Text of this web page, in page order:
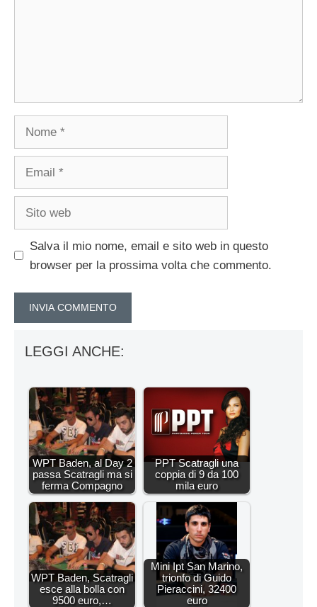
Salva il mio nome, email e sito web in questo
browser per la prossima volta che commento.
LEGGI ANCHE:
WPT Baden, al Day 2
passa Scatragli ma si
ferma Compagno
PPT Scatragli una
coppia di 9 da 100
mila euro
WPT Baden, Scatragli
esce alla bolla con
9500 euro,…
Mini Ipt San Marino,
trionfo di Guido
Pieraccini, 32400
euro